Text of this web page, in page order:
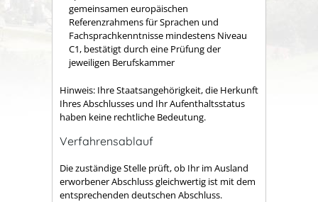
gemeinsamen europäischen
Referenzrahmens für Sprachen und
Fachsprachkenntnisse mindestens Niveau
C1, bestätigt durch eine Prüfung der
jeweiligen Berufskammer
Hinweis: Ihre Staatsangehörigkeit, die Herkunft
Ihres Abschlusses und Ihr Aufenthaltsstatus
haben keine rechtliche Bedeutung.
Verfahrensablauf
Die zuständige Stelle prüft, ob Ihr im Ausland
erworbener Abschluss gleichwertig ist mit dem
entsprechenden deutschen Abschluss.